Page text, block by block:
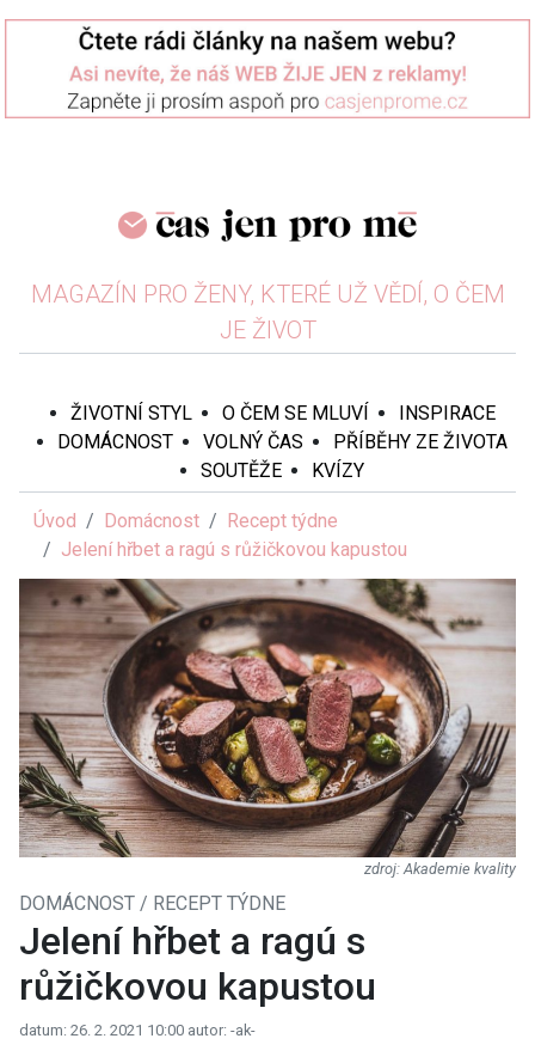
MAGAZÍN PRO ŽENY, KTERÉ UŽ VĚDÍ, O ČEM
JE ŽIVOT
ŽIVOTNÍ STYL O ČEM SE MLUVÍ
INSPIRACE
DOMÁCNOST
VOLNÝ ČAS
PŘÍBĚHY ZE ŽIVOTA
SOUTĚŽE
KVÍZY
Úvod Domácnost
Recept týdne
Jelení hřbet a ragú s růžičkovou kapustou
Akademie kvality
DOMÁCNOST / RECEPT TÝDNE
Jelení hřbet a ragú s
růžičkovou kapustou
datum: 26. 2. 2021 10:00 autor: -ak-